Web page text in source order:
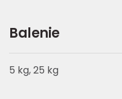
Balenie
5 kg, 25 kg